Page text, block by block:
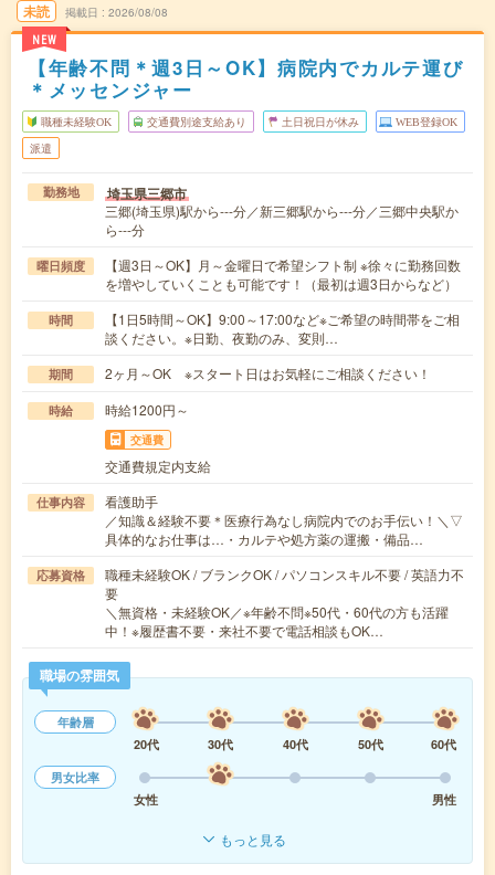
未読
NEW
掲載日 2026/08/08
【年齢不問＊週3日～OK】病院内でカルテ運び
＊メッセンジャー
職種未経験OK 交通費別途支給あり 土日祝日が休み WEB登録OK
派遣
勤務地 埼玉県三郷市
三郷(埼玉県)駅から---分／新三郷駅から---分／三郷中央駅か
ら---分
曜日頻度
【週3日～OK】月～金曜日で希望シフト制 ※徐々に勤務回数
を増やしていくことも可能です！（最初は週3日からなど）
時間
【1日5時間～OK】9:00～17:00など※ご希望の時間帯をご相
談ください。※日勤、夜勤のみ、変則…
期間 2ヶ月～OK ※スタート日はお気軽にご相談ください！
時給 時給1200円～
交通費
交通費規定内支給
仕事内容
看護助手
／知識＆経験不要＊医療行為なし病院内でのお手伝い！＼▽
具体的なお仕事は…・カルテや処方薬の運搬・備品…
応募資格
職種未経験OK / ブランクOK / パソコンスキル不要 / 英語力不
要
＼無資格・未経験OK／※年齢不問※50代・60代の方も活躍
中！※履歴書不要・来社不要で電話相談もOK…
職場の雰囲気
年齢層
20代
30代 40代 50代
60代
男女比率
女性
男性
もっと見る